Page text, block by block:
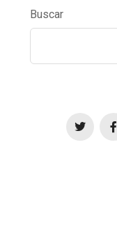
Buscar